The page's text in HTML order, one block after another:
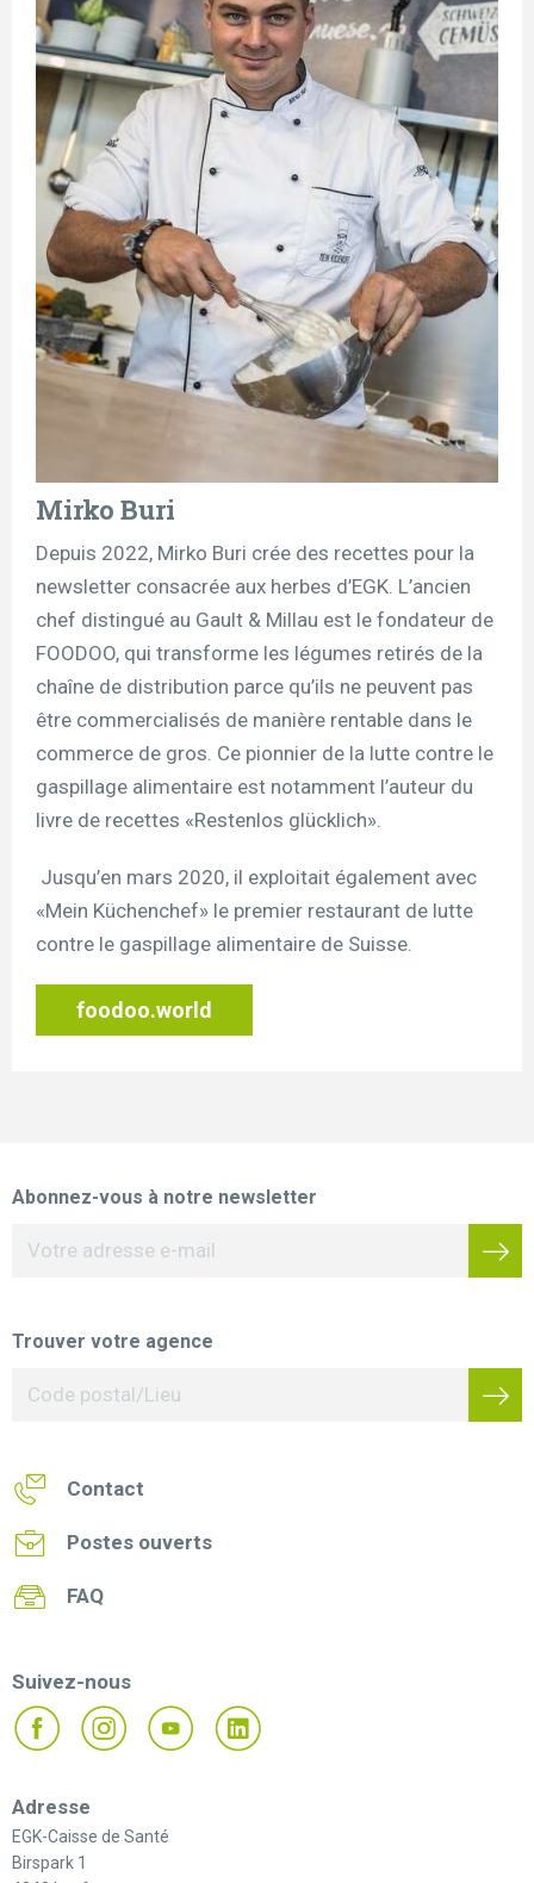
Mirko Buri
Depuis 2022, Mirko Buri crée des recettes pour la
newsletter consacrée aux herbes d’EGK. L’ancien
chef distingué au Gault & Millau est le fondateur de
FOODOO, qui transforme les légumes retirés de la
chaîne de distribution parce qu’ils ne peuvent pas
être commercialisés de manière rentable dans le
commerce de gros. Ce pionnier de la lutte contre le
gaspillage alimentaire est notamment l’auteur du
livre de recettes «Restenlos glücklich».
Jusqu’en mars 2020, il exploitait également avec
«Mein Küchenchef» le premier restaurant de lutte
contre le gaspillage alimentaire de Suisse.
foodoo.world
Abonnez-vous à notre newsletter
Trouver votre agence
Contact
Postes ouverts
FAQ
Suivez-nous
Adresse
EGK-Caisse de Santé
Birspark 1